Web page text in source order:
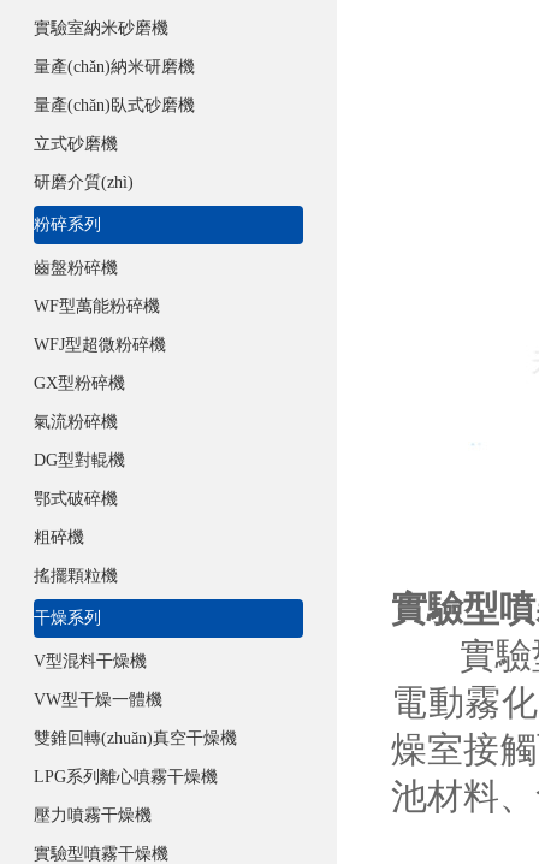
實驗室納米砂磨機
量產(chǎn)納米研磨機
量產(chǎn)臥式砂磨機
立式砂磨機
研磨介質(zhì)
粉碎系列
齒盤粉碎機
WF型萬能粉碎機
WFJ型超微粉碎機
GX型粉碎機
氣流粉碎機
DG型對輥機
鄂式破碎機
粗碎機
搖擺顆粒機
干燥系列
V型混料干燥機
VW型干燥一體機
雙錐回轉(zhuǎn)真空干燥機
LPG系列離心噴霧干燥機
壓力噴霧干燥機
實驗型噴霧干燥機
實驗型
實驗型
電動霧化
燥室接觸
池材料